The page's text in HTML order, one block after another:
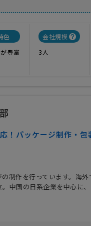
色
豊富
会社規模
3人
！パッケージ制作・包
制作を行っています。海外
中国の日系企業を中心に